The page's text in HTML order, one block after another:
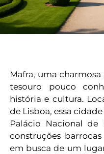
Mafra, uma
tesouro pouco
história e cultura.
de Lisboa, essa
Palácio Nacional de
construções
em busca de um